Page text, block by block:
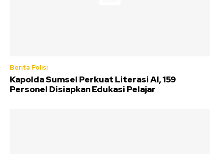
Berita Polisi
Kapolda Sumsel Perkuat Literasi AI, 159
Personel Disiapkan Edukasi Pelajar